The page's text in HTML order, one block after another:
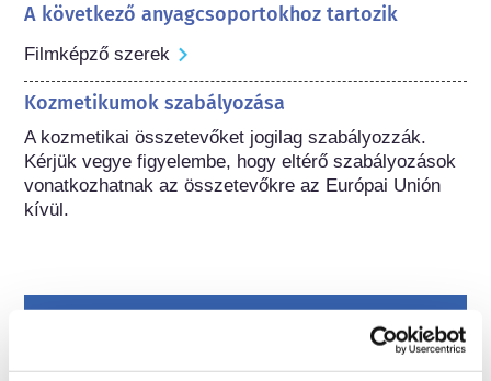
A következő anyagcsoportokhoz tartozik
Filmképző szerek
Kozmetikumok szabályozása
A kozmetikai összetevőket jogilag szabályozzák.
Kérjük vegye figyelembe, hogy eltérő szabályozások
vonatkozhatnak az összetevőkre az Európai Unión
kívül.
megismerése